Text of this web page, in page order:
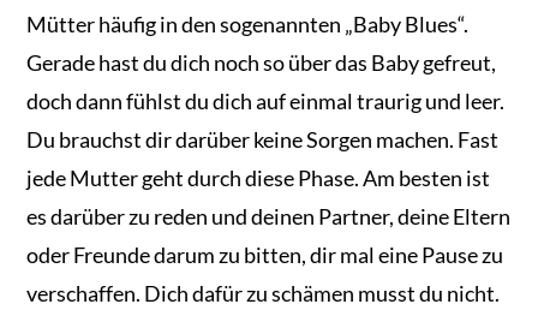
Mütter häufig in den sogenannten „Baby Blues“.
Gerade hast du dich noch so über das Baby gefreut,
doch dann fühlst du dich auf einmal traurig und leer.
Du brauchst dir darüber keine Sorgen machen. Fast
jede Mutter geht durch diese Phase. Am besten ist
es darüber zu reden und deinen Partner, deine Eltern
oder Freunde darum zu bitten, dir mal eine Pause zu
verschaffen. Dich dafür zu schämen musst du nicht.